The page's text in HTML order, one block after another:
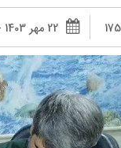
22 مهر 1403 - 12:40